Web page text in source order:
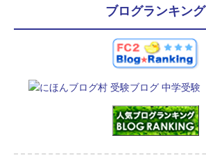
ブログランキング